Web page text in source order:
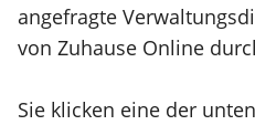
angefragte
von Zuhause Online
Sie klicken eine der